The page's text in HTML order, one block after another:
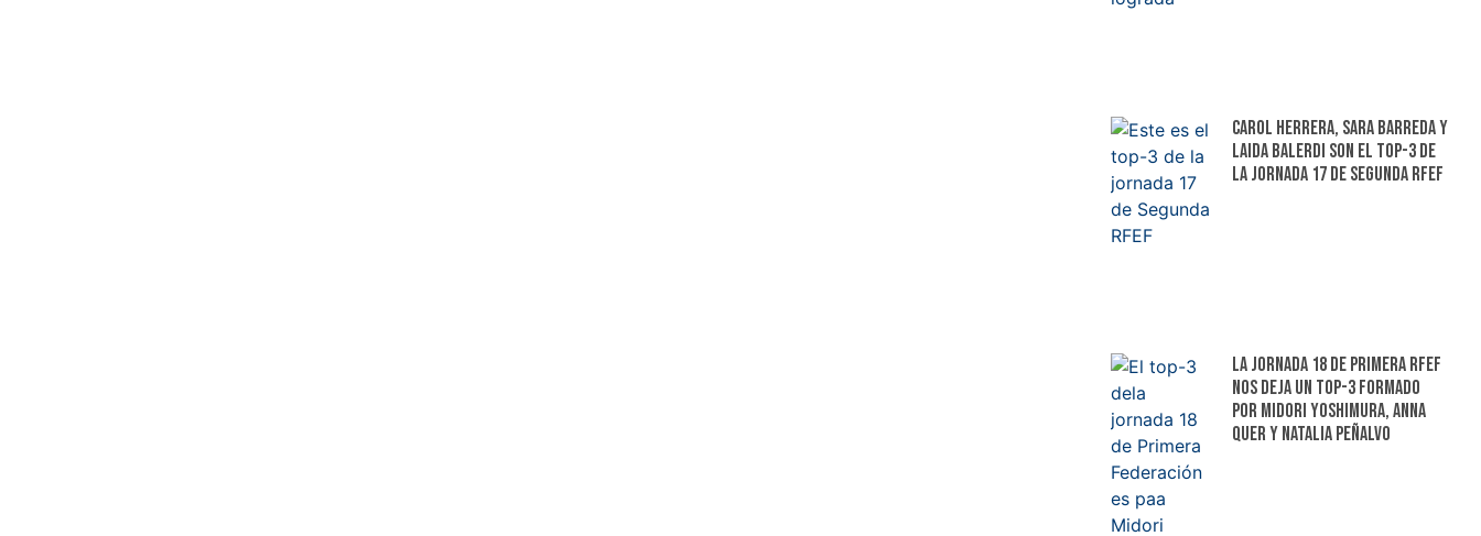
Carol Herrera, Sara Barreda y
Laida Balerdi son el top-3 de
la jornada 17 de Segunda RFEF
La jornada 18 de Primera RFEF
nos deja un top-3 formado
por Midori Yoshimura, Anna
Quer y Natalia Peñalvo